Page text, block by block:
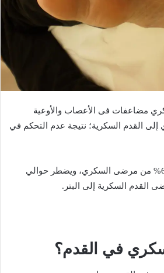
مضاعفات فى الأعصاب والأوعية
إلى القدم السكرية؛ نتيجة عدم التحكم في
إذ تصيب القدم السكري 6% من مرضى السكري، ويضطر حوالي
في القدم؟